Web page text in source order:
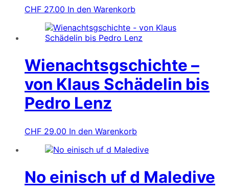
CHF 27.00 In den Warenkorb
Wienachtsgschichte –
von Klaus Schädelin bis
Pedro Lenz
CHF 29.00 In den Warenkorb
No einisch uf d Maledive